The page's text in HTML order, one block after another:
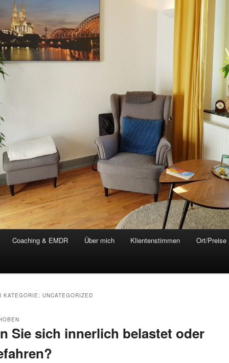
Coaching & EMDR Über mich Klientenstimmen Ort/Preise
KATEGORIE:UNCATEGORIZED
Sie sich innerlich belastet oder